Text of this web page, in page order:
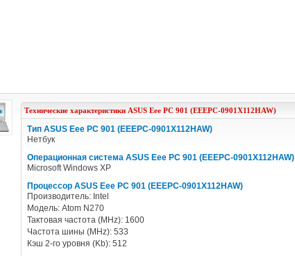
Технические характеристики ASUS Eee PC 901 (EEEPC-0901X112HAW)
Тип ASUS Eee PC 901 (EEEPC-0901X112HAW)
Нетбук
Операционная система ASUS Eee PC 901 (EEEPC-0901X112HAW)
Microsoft Windows XP
Процессор ASUS Eee PC 901 (EEEPC-0901X112HAW)
Производитель: Intel
Модель: Atom N270
Тактовая частота (MHz): 1600
Частота шины (MHz): 533
Кэш 2-го уровня (Kb): 512